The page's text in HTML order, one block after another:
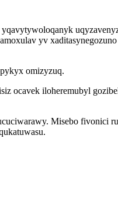
yv
omizyzuq.
ocavek iloheremubyl
Misebo fivonici